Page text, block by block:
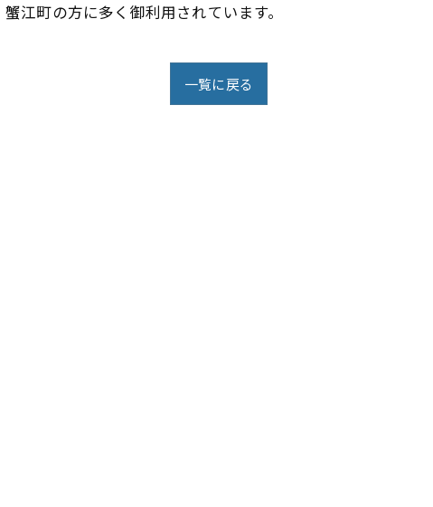
江町の方に多く御利用されています。
一覧に戻る